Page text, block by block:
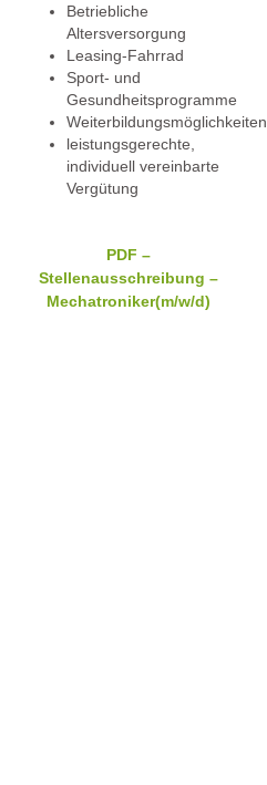
Betriebliche
Altersversorgung
Leasing-Fahrrad
Sport- und
Gesundheitsprogramme
Weiterbildungsmöglichkeiten
leistungsgerechte,
individuell vereinbarte
Vergütung
PDF –
Stellenausschreibung –
Mechatroniker(m/w/d)